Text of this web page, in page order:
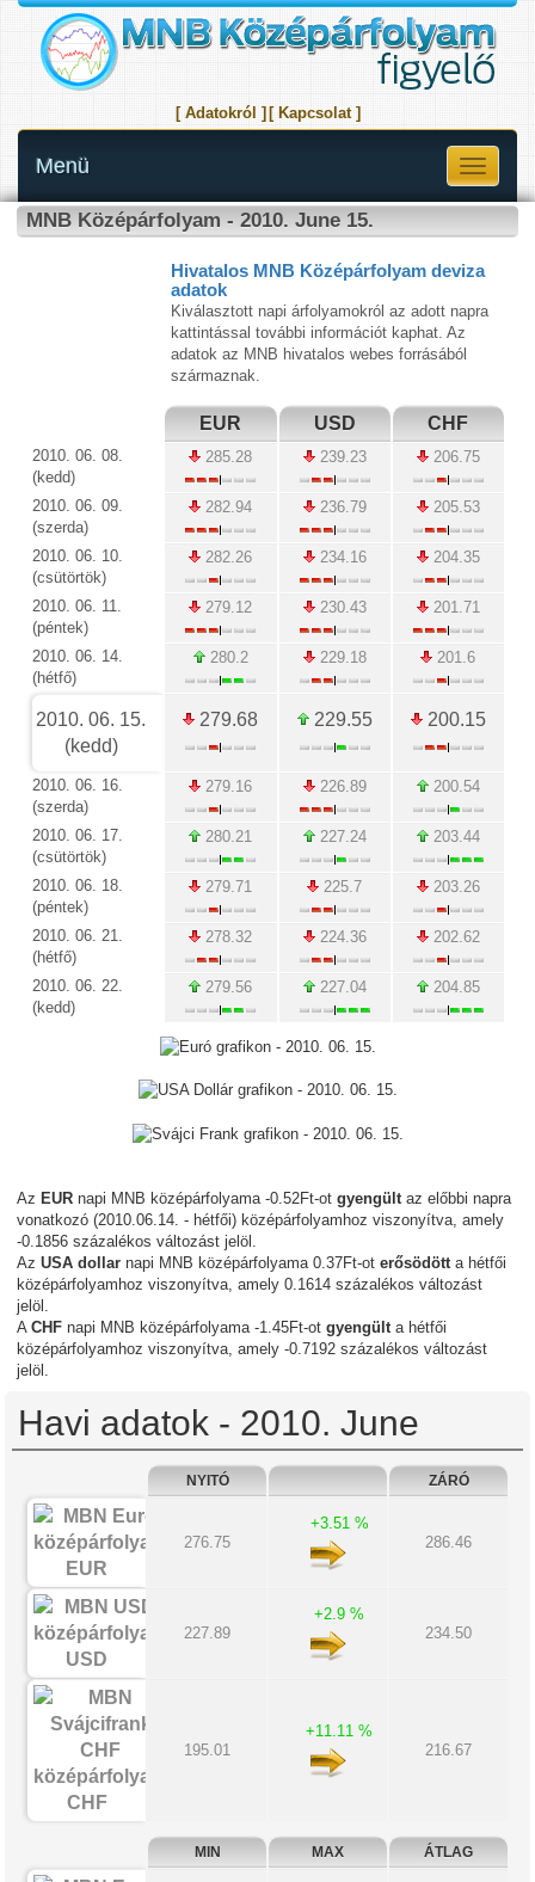
[ Adatokról ] [ Kapcsolat ]
Toggle
Menü
MNB Középárfolyam - 2010. June 15.
Hivatalos MNB Középárfolyam deviza
adatok
Kiválasztott napi árfolyamokról az adott napra
kattintással további információt kaphat. Az
adatok az MNB hivatalos webes forrásából
származnak.
EUR USD CHF
2010. 06. 08.
(kedd)
285.28 239.23 206.75
2010. 06. 09.
(szerda)
282.94 236.79 205.53
2010. 06. 10.
(csütörtök)
282.26 234.16 204.35
2010. 06. 11.
(péntek)
279.12 230.43 201.71
2010. 06. 14.
(hétfő)
280.2 229.18 201.6
2010. 06. 15.
(kedd)
279.68 229.55 200.15
2010. 06. 16.
(szerda)
279.16 226.89 200.54
2010. 06. 17.
(csütörtök)
280.21 227.24 203.44
2010. 06. 18.
(péntek)
279.71 225.7 203.26
2010. 06. 21.
(hétfő)
278.32 224.36 202.62
2010. 06. 22.
(kedd)
279.56 227.04 204.85
Az EUR napi MNB középárfolyama -0.52Ft-ot gyengült az előbbi napra
vonatkozó (2010.06.14. - hétfői) középárfolyamhoz viszonyítva, amely
-0.1856 százalékos változást jelöl.
Az USA dollar napi MNB középárfolyama 0.37Ft-ot erősödött a hétfői
középárfolyamhoz viszonyítva, amely 0.1614 százalékos változást
jelöl.
A CHF napi MNB középárfolyama -1.45Ft-ot gyengült a hétfői
középárfolyamhoz viszonyítva, amely -0.7192 százalékos változást
jelöl.
Havi adatok - 2010. June
NYITÓ ZÁRÓ
EUR
276.75
+3.51 %
286.46
USD
227.89
+2.9 %
234.50
CHF
195.01
+11.11 %
216.67
MIN MAX ÁTLAG